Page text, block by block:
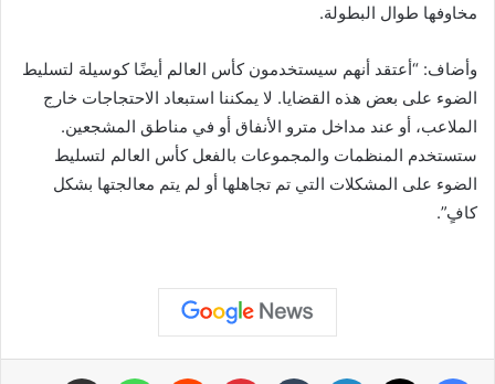
مخاوفها طوال البطولة.
وأضاف: “أعتقد أنهم سيستخدمون كأس العالم أيضًا كوسيلة لتسليط
الضوء على بعض هذه القضايا. لا يمكننا استبعاد الاحتجاجات خارج
الملاعب، أو عند مداخل مترو الأنفاق أو في مناطق المشجعين.
ستستخدم المنظمات والمجموعات بالفعل كأس العالم لتسليط
الضوء على المشكلات التي تم تجاهلها أو لم يتم معالجتها بشكل
كافٍ”.
فيسبوك لينكدإن بينتيريست واتساب